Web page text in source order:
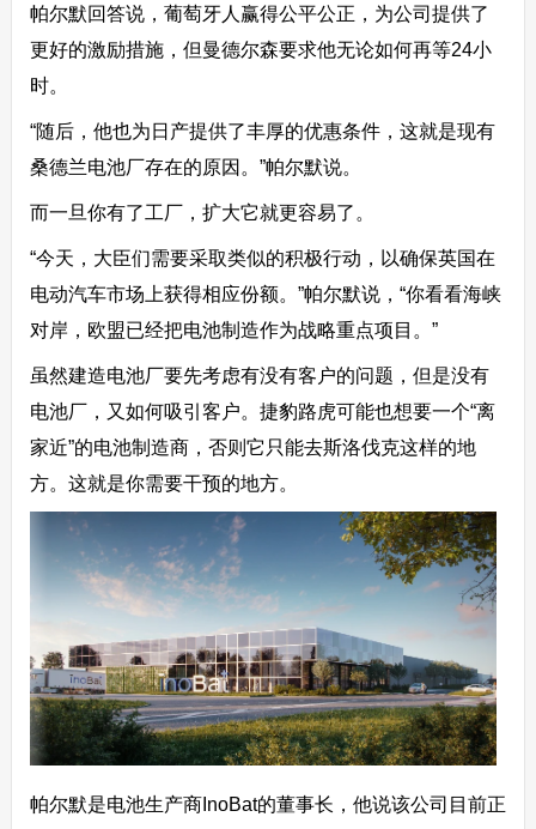
帕尔默回答说，葡萄牙人赢得公平公正，为公司提供了
更好的激励措施，但曼德尔森要求他无论如何再等24小
时。
“随后，他也为日产提供了丰厚的优惠条件，这就是现有
桑德兰电池厂存在的原因。”帕尔默说。
而一旦你有了工厂，扩大它就更容易了。
“今天，大臣们需要采取类似的积极行动，以确保英国在
电动汽车市场上获得相应份额。”帕尔默说，“你看看海峡
对岸，欧盟已经把电池制造作为战略重点项目。”
虽然建造电池厂要先考虑有没有客户的问题，但是没有
电池厂，又如何吸引客户。捷豹路虎可能也想要一个“离
家近”的电池制造商，否则它只能去斯洛伐克这样的地
方。这就是你需要干预的地方。
帕尔默是电池生产商InoBat的董事长，他说该公司目前正